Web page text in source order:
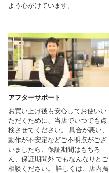
よう心がけています。
アフターサポート
お買い上げ後も安心してお使いい
ただくために、当店でいつでも点
検させてください。 具合が悪い、
動作が不安定などご不明点がござ
いましたら、保証期間はもちろ
ん、保証期間外 でもなんなりとご
相談ください。 詳しくは、店内掲